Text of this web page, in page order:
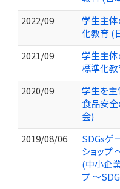
2022/09
学生主体
化教育 (
2021/09
学生主体
標準化
2020/09
学生を主
食品安
会)
2019/08/06
SDGsゲ
ショップ
(中小企
プ ～